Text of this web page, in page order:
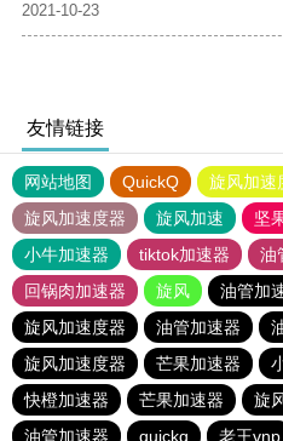
2021-10-23
友情链接
网站地图 QuickQ 旋风加速
旋风加速度器
旋风加速 坚
小牛加速器
tiktok加速器 油
回锅肉加速器
旋风 油管加
旋风加速度器
油管加速器
旋风加速度器
芒果加速器
快橙加速器
芒果加速器 旋
油管加速器
quickq 老王vnp